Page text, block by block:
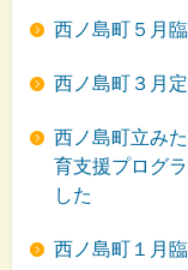
西ノ島町５月
西ノ島町３月
西ノ島町立み
育支援プログ
した
西ノ島町１月